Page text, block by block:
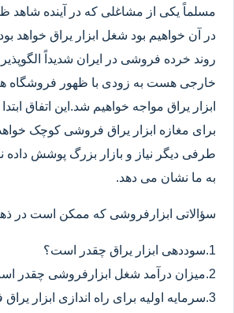
مسلماً یکی از مشاغلی که در آینده شاهد
در آن خواهیم بود شغل ابزار یراق خواهد
روند خرده فروشی در ایران شدیداً الگوپذیر
خارجی هست به زودی با ظهور فروشگاه
ابزار یراق مواجه خواهیم شد.این اتفاق
برای مغازه ابزار یراق فروشی کوچک
طرفی دیگر نیاز و بازار بزرگ پوشش داده
به ما نشان می دهد.
سؤالاتی ابزارفروشی که ممکن است در
1.سوددهی ابزار یراق چقدر است؟
2.میزان درآمد شغل ابزارفروشی چقدر است؟
3.سرمایه اولیه برای راه اندازی ابزار